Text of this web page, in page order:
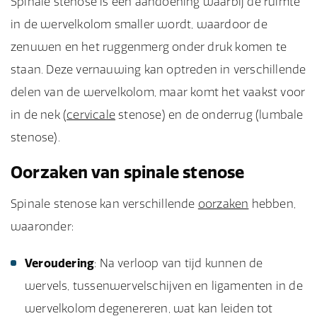
in de wervelkolom smaller wordt, waardoor de
zenuwen en het ruggenmerg onder druk komen te
staan. Deze vernauwing kan optreden in verschillende
delen van de wervelkolom, maar komt het vaakst voor
in de nek (cervicale stenose) en de onderrug (lumbale
stenose).
Oorzaken van spinale stenose
Spinale stenose kan verschillende oorzaken hebben,
waaronder:
Veroudering: Na verloop van tijd kunnen de
wervels, tussenwervelschijven en ligamenten in de
wervelkolom degenereren, wat kan leiden tot